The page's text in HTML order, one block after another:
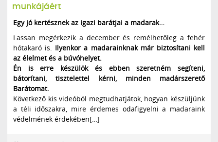
munkájáért
Egy jó kertésznek az igazi barátjai a madarak…
Lassan megérkezik a december és remélhetőleg a fehér
hótakaró is. Ilyenkor a madarainknak már biztosítani kell
az élelmet és a búvóhelyet.
Én is erre készülök és ebben szeretném segíteni,
bátorítani, tisztelettel kérni, minden madárszerető
Barátomat.
Következő kis videóból megtudhatjátok, hogyan készüljünk
a téli időszakra, mire érdemes odafigyelni a madaraink
védelmének érdekében[…]